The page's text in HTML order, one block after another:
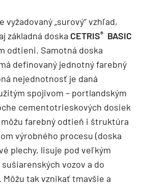
vyžadovaný „surový“ vzhľad,
základná doska CETRIS® BASIC
odtieni. Samotná doska
definovaný jednotný farebný
nejednotnosť je daná
spojivom – portlandským
cementotrieskových dosiek
môžu farebný odtieň i štruktúra
výrobného procesu (doska
plechy, lisuje pod veľkým
vozov a do
tak vznikať tmavšie a